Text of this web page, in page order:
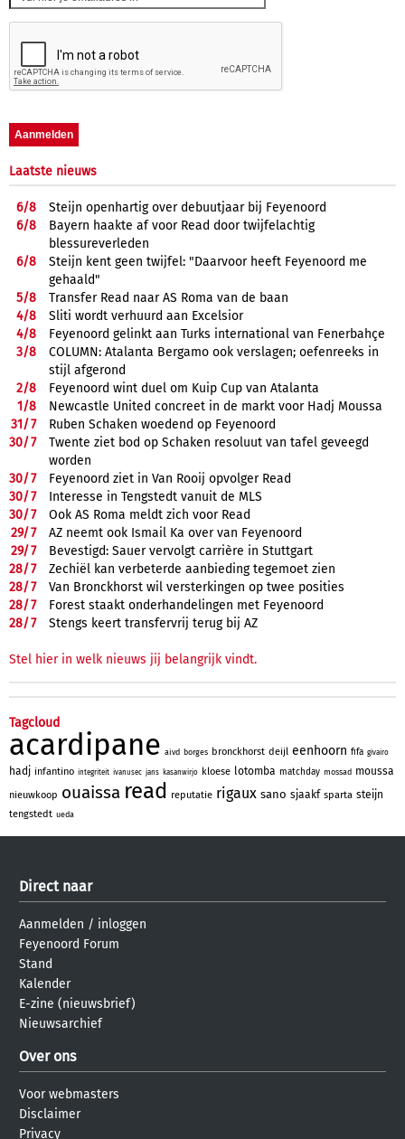
Laatste nieuws
6/8
Steijn openhartig over debuutjaar bij Feyenoord
6/8
Bayern haakte af voor Read door twijfelachtig
blessureverleden
6/8
Steijn kent geen twijfel: "Daarvoor heeft Feyenoord me
gehaald"
5/8
Transfer Read naar AS Roma van de baan
4/8
Sliti wordt verhuurd aan Excelsior
4/8
Feyenoord gelinkt aan Turks international van Fenerbahçe
3/8
COLUMN: Atalanta Bergamo ook verslagen; oefenreeks in
stijl afgerond
2/8
Feyenoord wint duel om Kuip Cup van Atalanta
1/8
Newcastle United concreet in de markt voor Hadj Moussa
31/7
Ruben Schaken woedend op Feyenoord
30/7
Twente ziet bod op Schaken resoluut van tafel geveegd
worden
30/7
Feyenoord ziet in Van Rooij opvolger Read
30/7
Interesse in Tengstedt vanuit de MLS
30/7
Ook AS Roma meldt zich voor Read
29/7
AZ neemt ook Ismail Ka over van Feyenoord
29/7
Bevestigd: Sauer vervolgt carrière in Stuttgart
28/7
Zechiël kan verbeterde aanbieding tegemoet zien
28/7
Van Bronckhorst wil versterkingen op twee posities
28/7
Forest staakt onderhandelingen met Feyenoord
28/7 Stengs keert transfervrij terug bij AZ
Stel hier in welk nieuws jij belangrijk vindt.
Tagcloud
acardipane aivd borges bronckhorst deijl eenhoorn fifa givairo
hadj infantino integriteit ivanusec jans kasanwirjo kloese lotomba matchday mossad moussa
nieuwkoop ouaissa read reputatie rigaux sano sjaakf sparta steijn
tengstedt ueda
Direct naar
Aanmelden / inloggen
Feyenoord Forum
Stand
Kalender
E-zine (nieuwsbrief)
Nieuwsarchief
Over ons
Voor webmasters
Disclaimer
Privacy